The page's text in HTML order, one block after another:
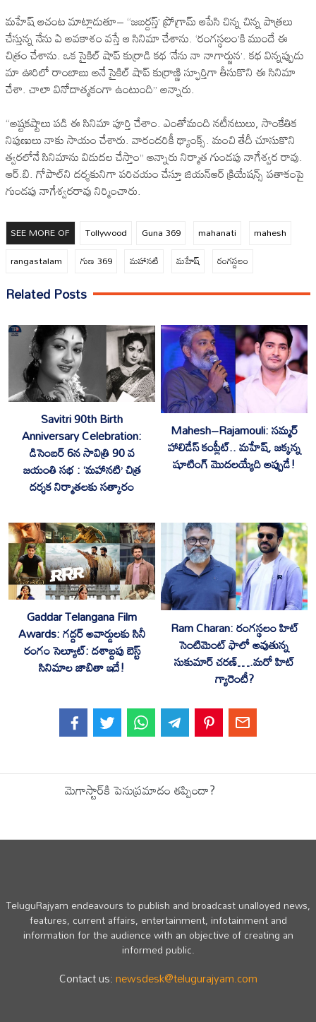
మహేష్‌ ఆచంట మాట్లాడుతూ– ‘‘జబర్దస్త్‌’ ప్రోగ్రామ్‌ ఆపేసి చిన్న చిన్న పాత్రలు
చేస్తున్న నేను ఏ అవకాశం వస్తే ఆ సినిమా చేశాను. ‘రంగస్థలం’కి ముందే ఈ
చిత్రం చేశాను. ఒక సైకిల్‌ షాప్‌ కుర్రాడి కథ ‘నేను నా నాగార్జున’. కథ విన్నప్పుడు
మా ఊరిలో రాంబాబు అనే సైకిల్‌ షాప్‌ కుర్రాణ్ణి స్ఫూర్తిగా తీసుకొని ఈ సినిమా
చేశా. చాలా వినోదాత్మకంగా ఉంటుంది’’ అన్నారు.
‘‘అష్టకష్టాలు పడి ఈ సినిమా పూర్తి చేశాం. ఎంతోమంది నటీనటులు, సాంకేతిక
నిపుణులు నాకు సాయం చేశారు. వారందరికీ థ్యాంక్స్‌. మంచి తేదీ చూసుకొని
త్వరలోనే సినిమాను విడుదల చేస్తాం’’ అన్నారు నిర్మాత గుండపు నాగేశ్వర రావు.
ఆర్‌.బి. గోపాల్‌ని దర్శకునిగా పరిచయం చేస్తూ జియన్‌ఆర్‌ క్రియేషన్స్‌ పతాకంపై
గుండపు నాగేశ్వరరావు నిర్మించారు.
SEE MORE OF Tollywood Guna 369 mahanati
mahesh
rangastalam
గుణ 369 మహానటి మహేష్ రంగస్దలం
Related Posts
Savitri 90th Birth
Anniversary Celebration:
డిసెంబర్ 6న సావిత్రి 90 వ
జయంతి సభ : ‘మహానటి’ చిత్ర
దర్శక నిర్మాతలకు సత్కారం
Mahesh–Rajamouli: సమ్మర్
హాలిడేస్ కంప్లీట్.. మహేష్, జక్కన్న
షూటింగ్ మొదలయ్యేది అప్పుడే!
Gaddar Telangana Film
Awards: గద్దర్ అవార్డులకు సినీ
రంగం సెల్యూట్: దశాబ్దపు బెస్ట్
సినిమాల జాబితా ఇదే!
Ram Charan: రంగస్థలం హిట్
సెంటిమెంట్ ఫాలో అవుతున్న
సుకుమార్ చరణ్….మరో హిట్
గ్యారెంటీ?
మెగాస్టార్‌కి పెనుప్ర‌మాదం త‌ప్పిందా?
TeluguRajyam endeavours to publish and broadcast unalloyed news,
features, current affairs, entertainment, infotainment and
information for the audience with an objective of creating an
informed public.
Contact us:newsdesk@telugurajyam.com